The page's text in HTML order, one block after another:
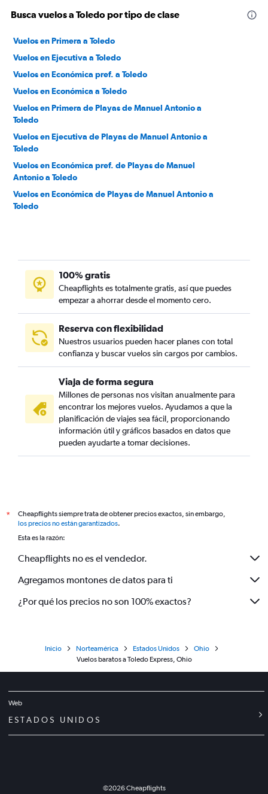
Busca vuelos a Toledo por tipo de clase
Vuelos en Primera a Toledo
Vuelos en Ejecutiva a Toledo
Vuelos en Económica pref. a Toledo
Vuelos en Económica a Toledo
Vuelos en Primera de Playas de Manuel Antonio a
Toledo
Vuelos en Ejecutiva de Playas de Manuel Antonio a
Toledo
Vuelos en Económica pref. de Playas de Manuel
Antonio a Toledo
Vuelos en Económica de Playas de Manuel Antonio a
Toledo
100% gratis
Cheapflights es totalmente gratis, así que puedes
empezar a ahorrar desde el momento cero.
Reserva con flexibilidad
Nuestros usuarios pueden hacer planes con total
confianza y buscar vuelos sin cargos por cambios.
Viaja de forma segura
Millones de personas nos visitan anualmente para
encontrar los mejores vuelos. Ayudamos a que la
planificación de viajes sea fácil, proporcionando
información útil y gráficos basados en datos que
pueden ayudarte a tomar decisiones.
*
Cheapflights siempre trata de obtener precios exactos, sin embargo,
los precios no están garantizados.
Esta es la razón:
Cheapflights no es el vendedor.
Agregamos montones de datos para ti
¿Por qué los precios no son 100% exactos?
Inicio Norteamérica Estados Unidos
Ohio
Vuelos baratos a Toledo Express, Ohio
Web
ESTADOS UNIDOS
©2026Cheapflights